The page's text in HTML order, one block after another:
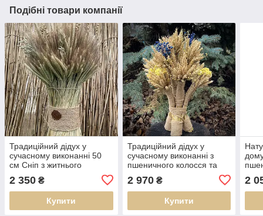
Подібні товари компанії
Традиційний дідух у
сучасному виконанні 50
см Сніп з житнього
2 350 ₴
Купити
Традиційний дідух у
сучасному виконанні з
пшеничного колосся та
2 970₴
Купити
2